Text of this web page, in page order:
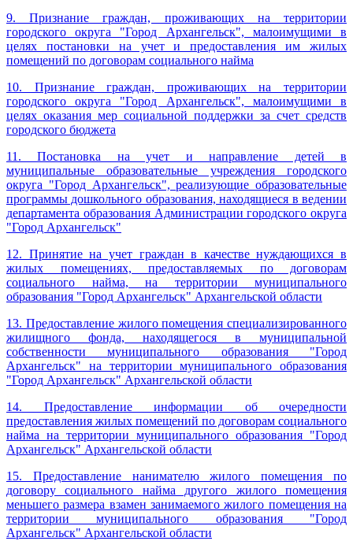
9. Признание граждан, проживающих на территории
городского округа "Город Архангельск", малоимущими в
целях постановки на учет и предоставления им жилых
помещений по договорам социального найма
10. Признание граждан, проживающих на территории
городского округа "Город Архангельск", малоимущими в
целях оказания мер социальной поддержки за счет средств
городского бюджета
11. Постановка на учет и направление детей в
муниципальные образовательные учреждения городского
округа "Город Архангельск", реализующие образовательные
программы дошкольного образования, находящиеся в ведении
департамента образования Администрации городского округа
"Город Архангельск"
12. Принятие на учет граждан в качестве нуждающихся в
жилых помещениях, предоставляемых по договорам
социального найма, на территории муниципального
образования "Город Архангельск" Архангельской области
13. Предоставление жилого помещения специализированного
жилищного фонда, находящегося в муниципальной
собственности муниципального образования "Город
Архангельск" на территории муниципального образования
"Город Архангельск" Архангельской области
14. Предоставление информации об очередности
предоставления жилых помещений по договорам социального
найма на территории муниципального образования "Город
Архангельск" Архангельской области
15. Предоставление нанимателю жилого помещения по
договору социального найма другого жилого помещения
меньшего размера взамен занимаемого жилого помещения на
территории муниципального образования "Город
Архангельск" Архангельской области